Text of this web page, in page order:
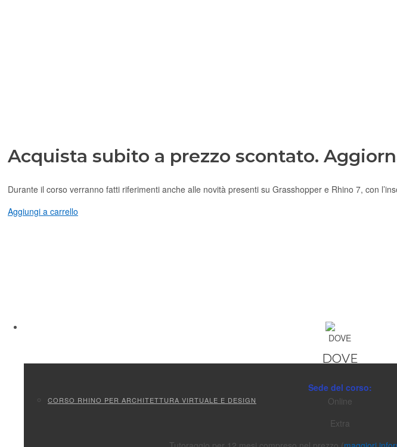
CORSO RHINO PER ARCHITETTURA VIRTUALE E DESIGN
Acquista subito a prezzo scontato.
Durante il corso verranno fatti riferimenti anche alle novità presenti su Grasshopper e Rhino 7, con
Aggiungi a carrello
DOVE
Sede del corso:
Online
Extra